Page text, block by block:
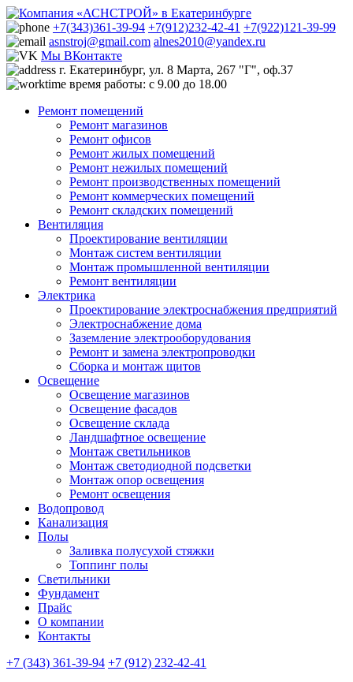
+7(343)361-39-94 +7(912)232-42-41 +7(922)121-39-99
asnstroj@gmail.com alnes2010@yandex.ru
Мы ВКонтакте
г. Екатеринбург, ул. 8 Марта, 267 "Г", оф.37
время работы: с 9.00 до 18.00
Ремонт помещений
Ремонт магазинов
Ремонт офисов
Ремонт жилых помещений
Ремонт нежилых помещений
Ремонт производственных помещений
Ремонт коммерческих помещений
Ремонт складских помещений
Вентиляция
Проектирование вентиляции
Монтаж систем вентиляции
Монтаж промышленной вентиляции
Ремонт вентиляции
Электрика
Проектирование электроснабжения предприятий
Электроснабжение дома
Заземление электрооборудования
Ремонт и замена электропроводки
Сборка и монтаж щитов
Освещение
Освещение магазинов
Освещение фасадов
Освещение склада
Ландшафтное освещение
Монтаж светильников
Монтаж светодиодной подсветки
Монтаж опор освещения
Ремонт освещения
Водопровод
Канализация
Полы
Заливка полусухой стяжки
Топпинг полы
Светильники
Фундамент
Прайс
О компании
Контакты
+7 (343) 361-39-94 +7 (912) 232-42-41